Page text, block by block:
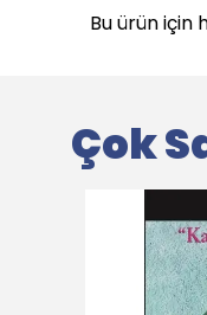
Bu ürün için
Çok